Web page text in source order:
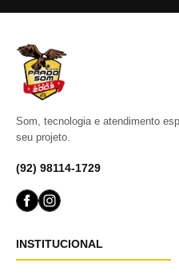
Som, tecnologia e atendimento
seu projeto.
(92) 98114-1729
INSTITUCIONAL